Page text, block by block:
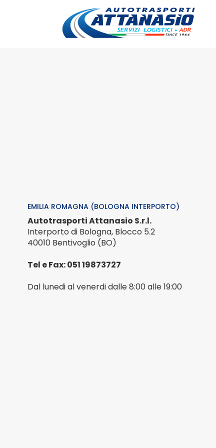
EMILIA ROMAGNA (BOLOGNA INTERPORTO)
Autotrasporti Attanasio S.r.l.
Interporto di Bologna, Blocco 5.2
40010 Bentivoglio (BO)
Tel e Fax: 051 19873727
Dal lunedi al venerdi dalle 8:00 alle 19:00